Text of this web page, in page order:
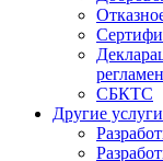
СБКТС
Другие услуги